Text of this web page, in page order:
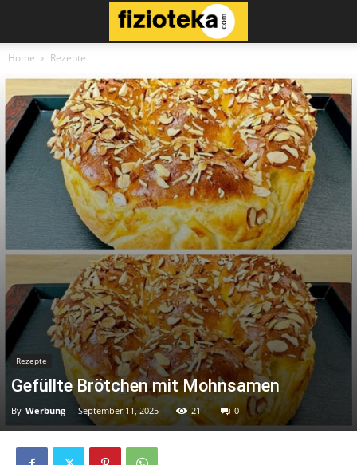
Home Rezepte
Rezepte
Gefüllte Brötchen mit Mohnsamen
By Werbung - September 11, 2025 21 0